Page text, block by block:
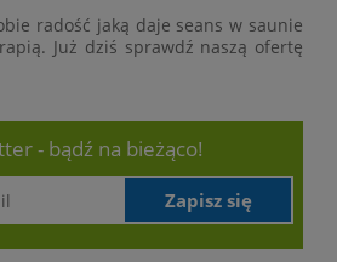
radość jaką daje seans w saunie
Już dziś sprawdź naszą ofertę
- bądź na bieżąco!
Zapisz się